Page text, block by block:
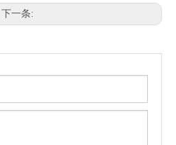
下一条: